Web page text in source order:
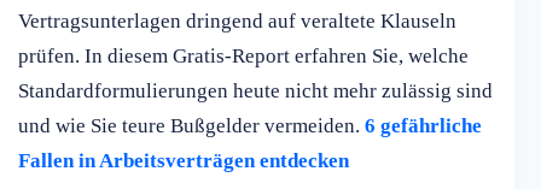
Vertragsunterlagen dringend auf veraltete Klauseln
prüfen. In diesem Gratis-Report erfahren Sie, welche
Standardformulierungen heute nicht mehr zulässig sind
und wie Sie teure Bußgelder vermeiden. 6 gefährliche
Fallen in Arbeitsverträgen entdecken